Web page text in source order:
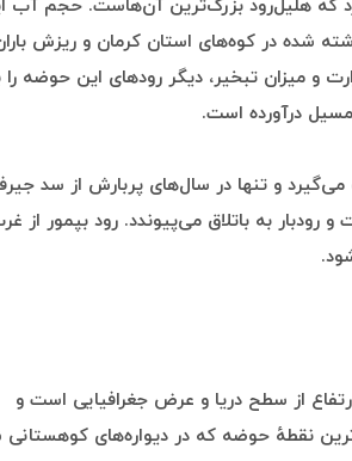
دارد که هلیل‌رود بزرگ‌ترین آن‌هاست. حجم آب
شده در کوه‌های استان کرمان و ریزش
و میزان تبخیر، دیگر رودهای این حوضه را
درآورده است.
می‌گیرد و تنها در سال‌های پربارش از سد
به باتلاق می‌پیوندد. رود بپمور از
از سطح دریا و عرض جغرافیایی است و
نقطهٔ حوضه که در دیواره‌های